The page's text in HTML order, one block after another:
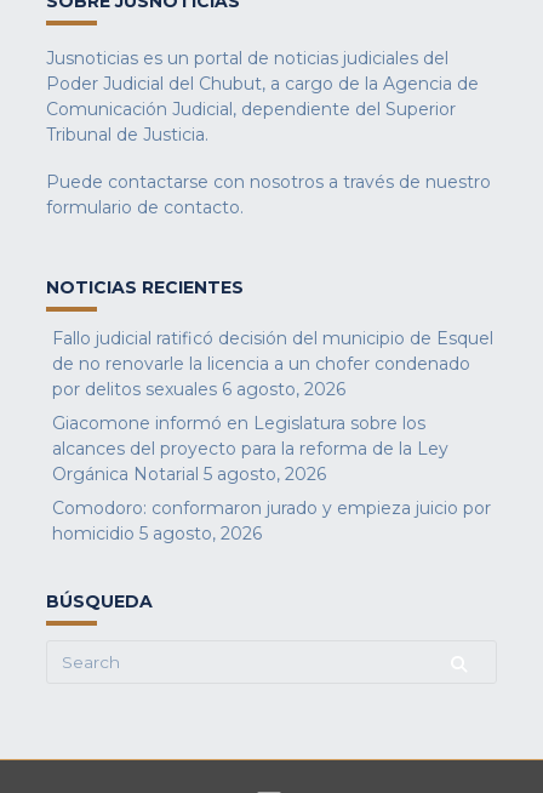
Jusnoticias es un portal de noticias judiciales del
Poder Judicial del Chubut, a cargo de la Agencia de
Comunicación Judicial, dependiente del Superior
Tribunal de Justicia.
Puede contactarse con nosotros a través de nuestro
formulario de contacto.
NOTICIAS RECIENTES
Fallo judicial ratificó decisión del municipio de Esquel
de no renovarle la licencia a un chofer condenado
por delitos sexuales 6 agosto, 2026
Giacomone informó en Legislatura sobre los
alcances del proyecto para la reforma de la Ley
Orgánica Notarial 5 agosto, 2026
Comodoro: conformaron jurado y empieza juicio por
homicidio 5 agosto, 2026
BÚSQUEDA
Search